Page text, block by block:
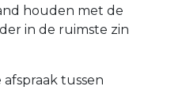
houden met de
in de ruimste zin
tussen